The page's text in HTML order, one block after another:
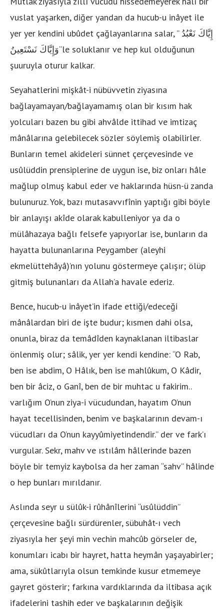
vuslat yaşarken, diğer yandan da hucub-u inâyet ile
yer yer kendini ubûdet çağlayanlarına salar, ” إِيَّاكَ نَعْبُدُ
وَإِيَّاكَ نَسْتَعِينُ“le soluklanır ve hep kul olduğunun
şuuruyla oturur kalkar.
Seyahatlerini mişkât-i nübüvvetin ziyasına
bağlayamayan/bağlayamamış olan bir kısım hak
yolcuları bazen bu gibi ahvâlde ittihad ve imtizaç
mânâlarına gelebilecek sözler söylemiş olabilirler.
Bunların temel akideleri sünnet çerçevesinde ve
usûlüddin prensiplerine de uygun ise, biz onları hâle
mağlup olmuş kabul eder ve haklarında hüsn-ü zanda
bulunuruz. Yok, bazı mutasavvıfînin yaptığı gibi böyle
bir anlayışı akîde olarak kabulleniyor ya da o
mülâhazaya bağlı felsefe yapıyorlar ise, bunların da
hayatta bulunanlarına Peygamber (aleyhi
ekmelüttehâyâ)’nın yolunu göstermeye çalışır; ölüp
gitmiş bulunanları da Allah’a havale ederiz.
Bence, hucub-u inâyet’in ifade ettiği/edeceği
mânâlardan biri de işte budur; kısmen dahi olsa,
onunla, biraz da temâdîden kaynaklanan iltibaslar
önlenmiş olur; sâlik, yer yer kendi kendine: “O Rab,
ben ise abdim, O Hâlık, ben ise mahlûkum, O Kâdir,
ben bir âciz, o Ganî, ben de bir muhtac u fakirim..
varlığım O’nun ziya-i vücudundan, hayatım O’nun
hayat tecellisinden, benim ve başkalarının devam-ı
vücudları da O’nun kayyûmiyetindendir.” der ve fark’ı
vurgular. Sekr, mahv ve ıstılâm hâllerinde bazen
böyle bir temyiz kaybolsa da her zaman “sahv” hâlinde
o hep bunları mırıldanır.
Aslında seyr u sülûk-i rûhânîlerini “usûlüddin”
çerçevesine bağlı sürdürenler, sübuhât-ı vech
ziyasıyla her şeyi min vechin mahcûb görseler de,
konumları icabı bir hayret, hatta heymân yaşayabirler;
ama, sükûtlarıyla olsun temkinde kusur etmemeye
gayret gösterir; farkına vardıklarında da iltibasa açık
ifadelerini tashih eder ve başkalarının değişik